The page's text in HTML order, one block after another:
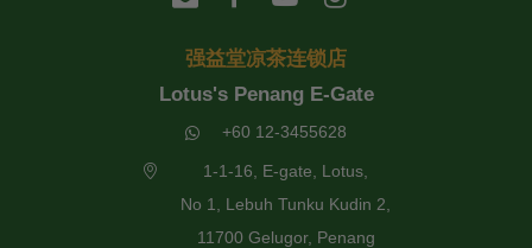
强益堂凉茶连锁店
Lotus's Penang E-Gate
+60 12-3455628
1-1-16, E-gate, Lotus,
No 1, Lebuh Tunku Kudin 2,
11700 Gelugor, Penang